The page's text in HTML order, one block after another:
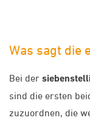
Was sagt die
Bei der
sind die ersten
zuzuordnen, die